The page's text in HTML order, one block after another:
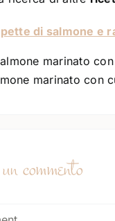
di salmone e
marinato con
commento